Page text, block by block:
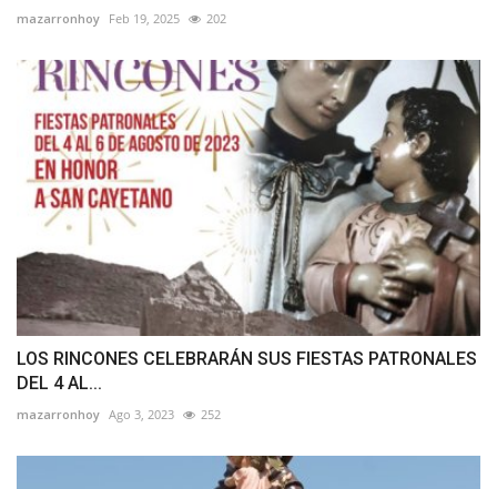
mazarronhoy Feb 19, 2025 202
LOS RINCONES CELEBRARÁN SUS FIESTAS PATRONALES
DEL 4 AL...
mazarronhoy Ago 3, 2023 252